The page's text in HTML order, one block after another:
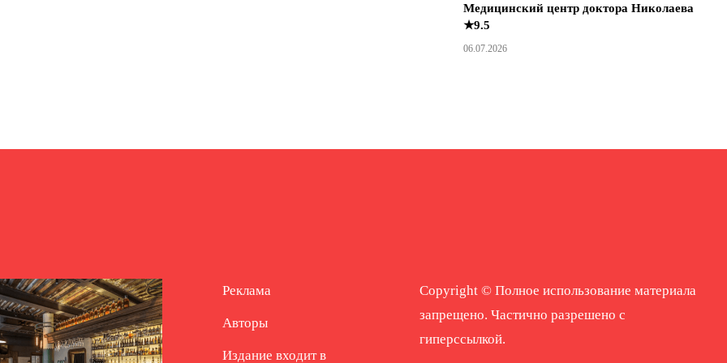
Медицинский центр доктора Николаева
★9.5
06.07.2026
Реклама
Авторы
Издание входит в
Copyright © Полное использование материала
запрещено. Частично разрешено с
гиперссылкой.